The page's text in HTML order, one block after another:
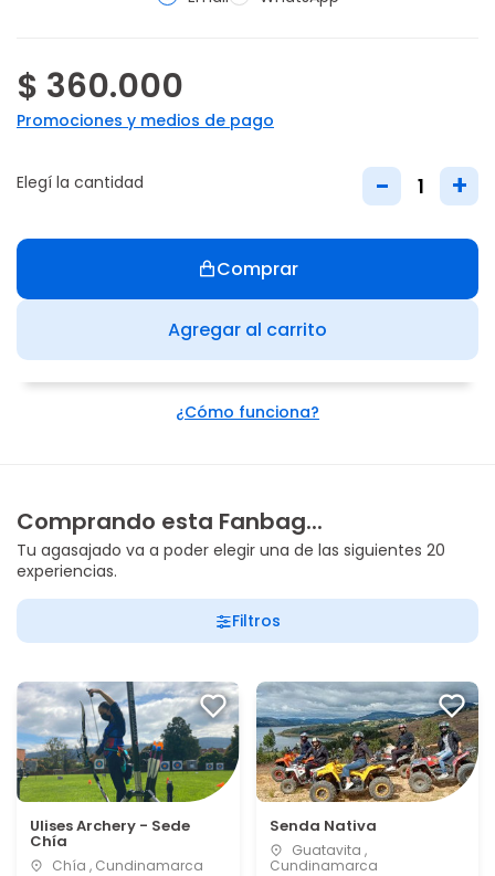
$ 360.000
Promociones y medios de pago
Elegí la cantidad - +
Agregar al carrito
Comprar
¿Cómo funciona?
Comprando esta Fanbag...
Tu agasajado va a poder elegir una de las siguientes 20
experiencias.
Filtros
Ulises Archery - Sede
Chía
Chía , Cundinamarca
Senda Nativa
Guatavita ,
Cundinamarca